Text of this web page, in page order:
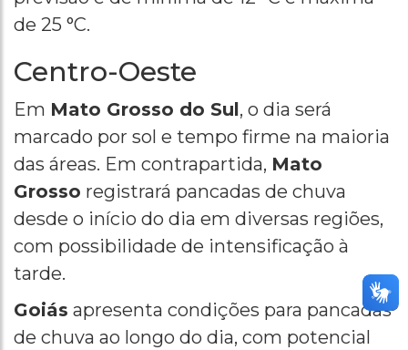
de 25 °C.
Centro-Oeste
Em Mato Grosso do Sul, o dia será
marcado por sol e tempo firme na maioria
das áreas. Em contrapartida, Mato
Grosso registrará pancadas de chuva
desde o início do dia em diversas regiões,
com possibilidade de intensificação à
tarde.
Goiás apresenta condições para pancadas
de chuva ao longo do dia, com potencial